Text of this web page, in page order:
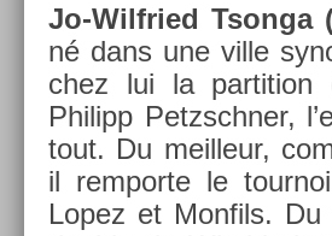
Jo-Wilfried Tson­ga
né dans une ville
chez lui la par­ti­tion
Philipp Petzschn­er,
tout. Du meil­leur,
il re­mpor­te le
Lopez et Mon­fils.